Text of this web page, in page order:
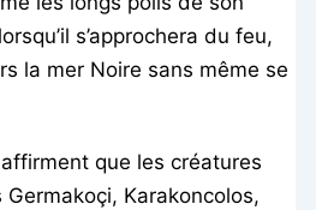
s’approchera du feu,
la mer Noire sans même se
que les créatures
Karakoncolos,